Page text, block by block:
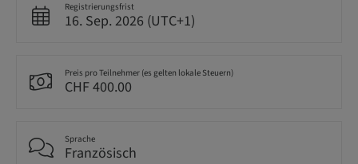
Registrierungsfrist
16. Sep. 2026 (UTC+1)
Preis pro Teilnehmer (es gelten lokale Steuern)
CHF 400.00
Sprache
Französisch